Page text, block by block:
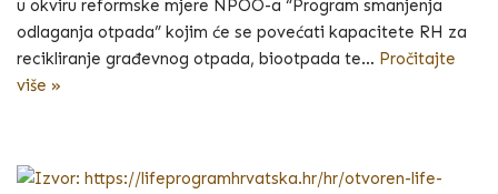
u okviru reformske mjere NPOO-a “Program smanjenja
odlaganja otpada” kojim će se povećati kapacitete RH za
recikliranje građevnog otpada, biootpada te… Pročitajte
više »